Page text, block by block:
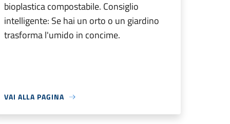
bioplastica compostabile. Consiglio
intelligente: Se hai un orto o un giardino
trasforma l'umido in concime.
VAI ALLA PAGINA